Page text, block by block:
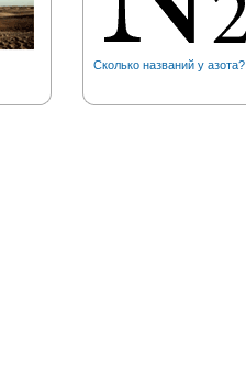
Сколько названий у азота?